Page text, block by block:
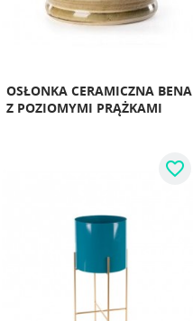
OSŁONKA CERAMICZNA BENA
Z POZIOMYMI PRĄŻKAMI
favorite_border